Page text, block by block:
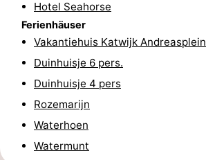
Zee
Alkmaar
Egmond
Zee
duinreservaat
Natur
Hotel Seahorse
Ferienhäuser
Vakantiehuis Katwijk Andreasplein
Duinhuisje 6 pers.
Duinhuisje 4 pers
Rozemarijn
Waterhoen
Watermunt